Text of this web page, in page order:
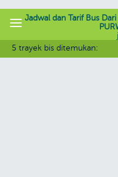
Jadwal dan Tarif Bus
5 trayek bis ditemukan: